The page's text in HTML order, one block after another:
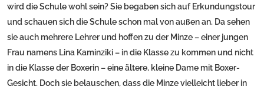
wird die Schule wohl sein? Sie begaben sich auf Erkundungstour
und schauen sich die Schule schon mal von außen an. Da sehen
sie auch mehrere Lehrer und hoffen zu der Minze – einer jungen
Frau namens Lina Kaminziki – in die Klasse zu kommen und nicht
in die Klasse der Boxerin – eine ältere, kleine Dame mit Boxer-
Gesicht. Doch sie belauschen, dass die Minze vielleicht lieber in